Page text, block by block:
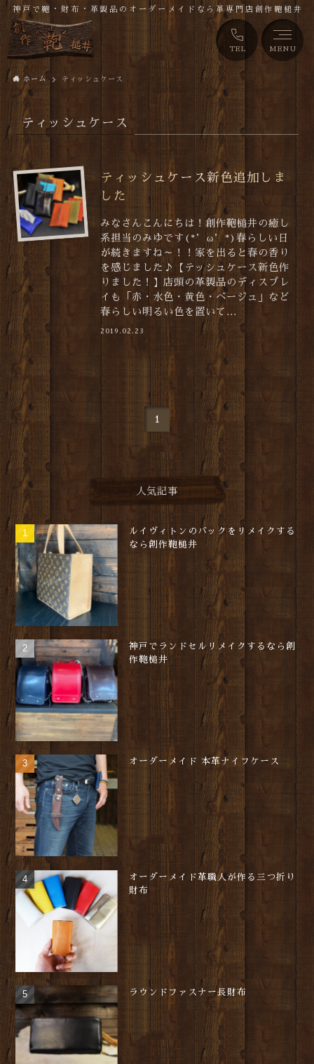
TEL MENU
神戸で鞄・財布・革製品のオーダーメイドなら革専門店創作鞄槌井
ホーム ティッシュケース
ティッシュケース
ティッシュケース新色追加しま
した
みなさんこんにちは！創作鞄槌井の癒し
系担当のみゆです(*’ω’*)春らしい日
が続きますね～！！家を出ると春の香り
を感じました♪【テッシュケース新色作
りました！】店頭の革製品のディスプレ
イも「赤・水色・黄色・ベージュ」など
春らしい明るい色を置いて...
2019.02.23
1
人気記事
ルイヴィトンのバックをリメイクする
なら創作鞄槌井
神戸でランドセルリメイクするなら創
作鞄槌井
オーダーメイド 本革ナイフケース
オーダーメイド革職人が作る三つ折り
財布
ラウンドファスナー長財布